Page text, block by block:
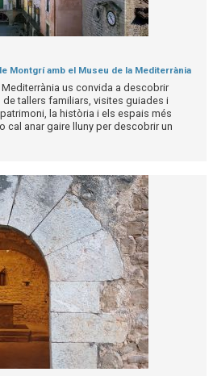
Montgrí amb el Museu de la Mediterrània
us convida a descobrir
tallers familiars, visites guiades i
la història i els espais més
cal anar gaire lluny per descobrir un